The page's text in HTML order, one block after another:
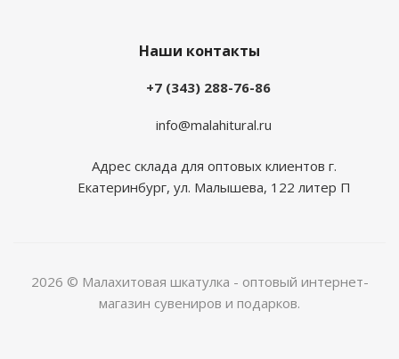
Наши контакты
+7 (343) 288-76-86
info@malahitural.ru
Адрес склада для оптовых клиентов г.
Екатеринбург, ул. Малышева, 122 литер П
2026 © Малахитовая шкатулка - оптовый интернет-
магазин сувениров и подарков.